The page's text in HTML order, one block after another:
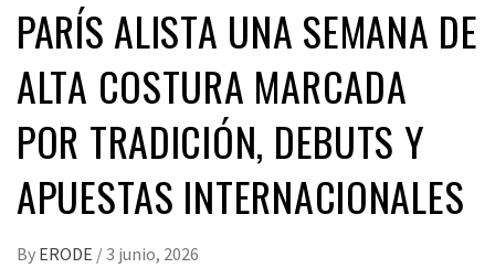
PARÍS ALISTA UNA SEMANA DE
ALTA COSTURA MARCADA
POR TRADICIÓN, DEBUTS Y
APUESTAS INTERNACIONALES
By ERODE / 3 junio, 2026